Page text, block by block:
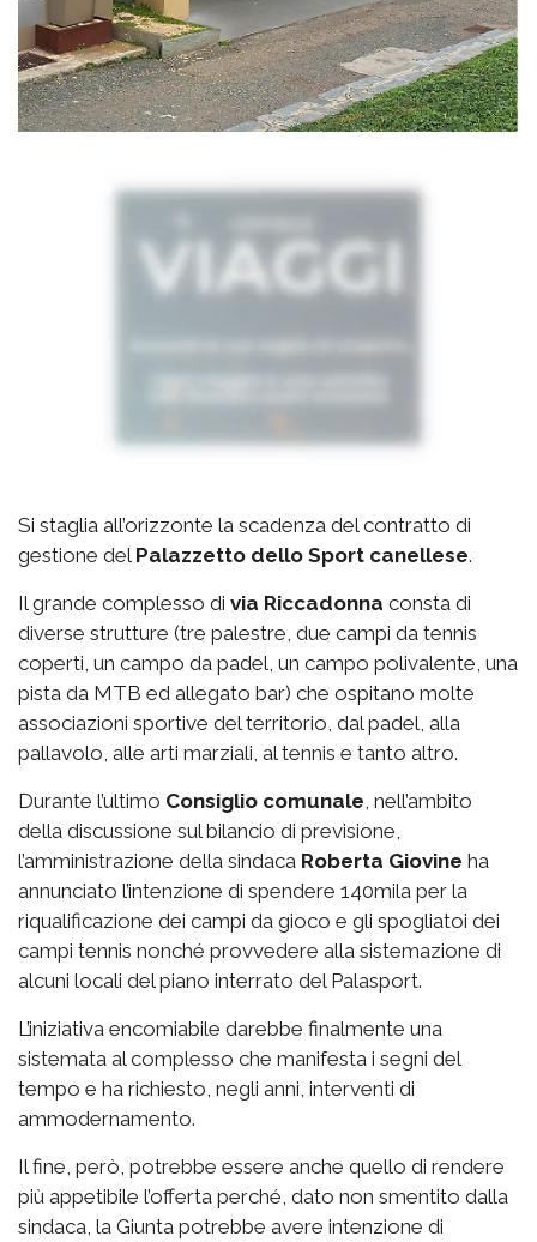
Si staglia all’orizzonte la scadenza del contratto di
gestione del Palazzetto dello Sport canellese.
Il grande complesso di via Riccadonna consta di
diverse strutture (tre palestre, due campi da tennis
coperti, un campo da padel, un campo polivalente, una
pista da MTB ed allegato bar) che ospitano molte
associazioni sportive del territorio, dal padel, alla
pallavolo, alle arti marziali, al tennis e tanto altro.
Durante l’ultimo Consiglio comunale , nell’ambito
della discussione sul bilancio di previsione,
l’amministrazione della sindaca Roberta Giovine ha
annunciato l’intenzione di spendere 140mila per la
riqualificazione dei campi da gioco e gli spogliatoi dei
campi tennis nonché provvedere alla sistemazione di
alcuni locali del piano interrato del Palasport.
L’iniziativa encomiabile darebbe finalmente una
sistemata al complesso che manifesta i segni del
tempo e ha richiesto, negli anni, interventi di
ammodernamento.
Il fine, però, potrebbe essere anche quello di rendere
più appetibile l’offerta perché, dato non smentito dalla
sindaca, la Giunta potrebbe avere intenzione di